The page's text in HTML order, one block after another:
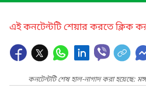
এই কনটেন্টটি শেয়ার করতে ক্লিক
কনটেন্টটি শেষ হাল-নাগাদ করা হয়েছে: